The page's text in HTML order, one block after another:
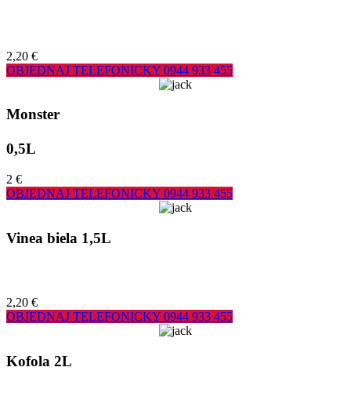
2,20 €
OBJEDNAJ TELEFONICKY 0944 933 455
Monster
0,5L
2 €
OBJEDNAJ TELEFONICKY 0944 933 455
Vinea biela 1,5L
2,20 €
OBJEDNAJ TELEFONICKY 0944 933 455
Kofola 2L